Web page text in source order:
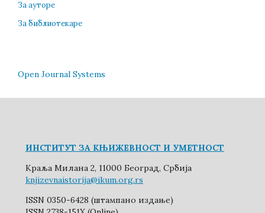
За ауторе
За библиотекаре
Open Journal Systems
ИНСТИТУТ ЗА КЊИЖЕВНОСТ И УМЕТНОСТ
Краља Милана 2, 11000 Београд, Србија
knjizevnaistorija@ikum.org.rs
ISSN 0350-6428 (штампано издање)